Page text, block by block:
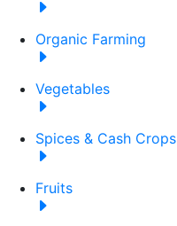
Organic Farming
Vegetables
Spices & Cash Crops
Fruits